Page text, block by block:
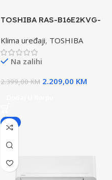
TOSHIBA RAS-B16E2KVG-
UREĐAJSEIYA NEW
INVERTER
Klima uređaji, TOSHIBA
Na zalihi
2.399,00KM 2.209,00 KM
-8%